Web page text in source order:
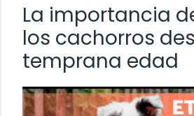
La importancia
los cachorros
temprana edad